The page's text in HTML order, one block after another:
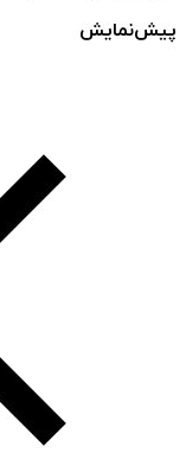
پیش‌نمایش